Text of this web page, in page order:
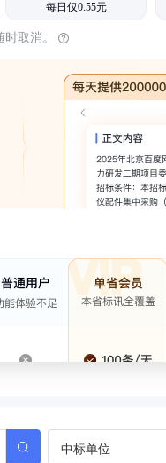
每日仅0.55元
取消。
中标单位